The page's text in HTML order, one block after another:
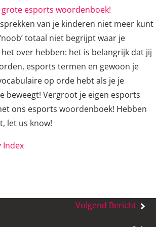
esports woordenboek!
van je kinderen niet meer kunt
totaal niet begrijpt waar je
over hebben: het is belangrijk dat jij
esports termen en gewoon je
op orde hebt als je je
beweegt! Vergroot je eigen esports
ons esports woordenboek! Hebben
let us know!
Index
Volgend Bericht